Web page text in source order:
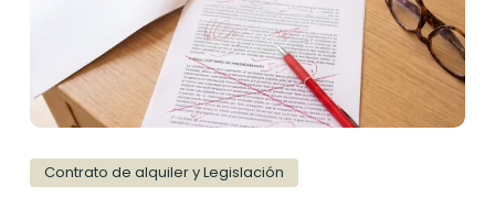
que
valen
Contrato de alquiler y Legislación